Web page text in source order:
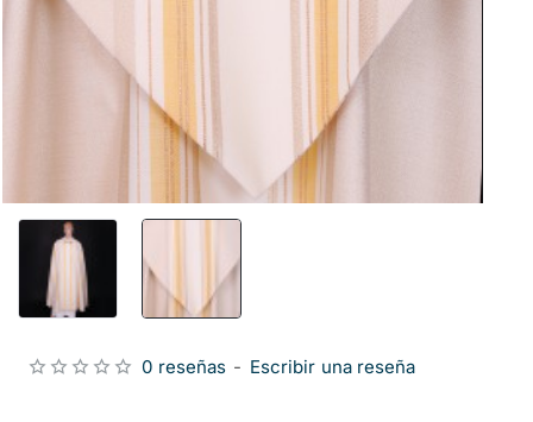
0 reseñas - Escribir una reseña